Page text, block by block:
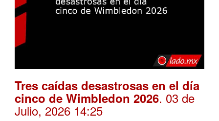
Tres caídas desastrosas en el día
cinco de Wimbledon 2026. 03 de
Julio, 2026 14:25